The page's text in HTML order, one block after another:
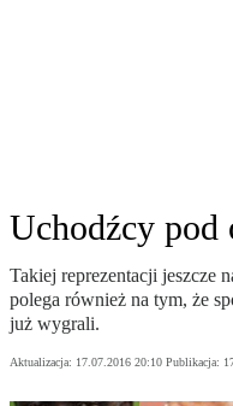
Uchodźcy pod
Takiej reprezentacji jeszcze
polega również na tym, że
już wygrali.
Aktualizacja: 17.07.2016 20:10 Publikacja: